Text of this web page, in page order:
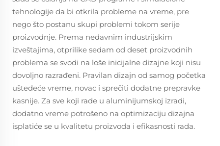
tehnologije da bi otkrila probleme na vreme, pre
nego što postanu skupi problemi tokom serije
proizvodnje. Prema nedavnim industrijskim
izveštajima, otprilike sedam od deset proizvodnih
problema se svodi na loše inicijalne dizajne koji nisu
dovoljno razrađeni. Pravilan dizajn od samog početka
uštedeće vreme, novac i sprečiti dodatne prepravke
kasnije. Za sve koji rade u aluminijumskoj izradi,
dodatno vreme potrošeno na optimizaciju dizajna
isplatiće se u kvalitetu proizvoda i efikasnosti rada.